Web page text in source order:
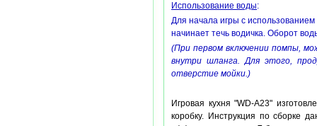
Использование воды:
Для начала игры с
начинает течь водичка. Оборот
(При первом включении помпы,
внутри шланга. Для этого,
отверстие мойки.)
Игровая кухня "WD-А23"
коробку. Инструкция по сборке